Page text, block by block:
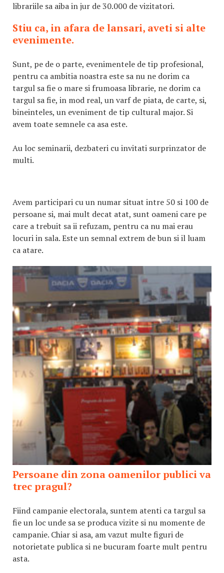
librariile sa aiba in jur de 30.000 de vizitatori.
Stiu ca, in afara de lansari, aveti si alte
evenimente.
Sunt, pe de o parte, evenimentele de tip profesional,
pentru ca ambitia noastra este sa nu ne dorim ca
targul sa fie o mare si frumoasa librarie, ne dorim ca
targul sa fie, in mod real, un varf de piata, de carte, si,
bineinteles, un eveniment de tip cultural major. Si
avem toate semnele ca asa este.
Au loc seminarii, dezbateri cu invitati surprinzator de
multi.
Avem participari cu un numar situat intre 50 si 100 de
persoane si, mai mult decat atat, sunt oameni care pe
care a trebuit sa ii refuzam, pentru ca nu mai erau
locuri in sala. Este un semnal extrem de bun si il luam
ca atare.
Persoane din zona oamenilor publici va
trec pragul?
Fiind campanie electorala, suntem atenti ca targul sa
fie un loc unde sa se produca vizite si nu momente de
campanie. Chiar si asa, am vazut multe figuri de
notorietate publica si ne bucuram foarte mult pentru
asta.